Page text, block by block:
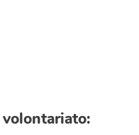
volontariato: